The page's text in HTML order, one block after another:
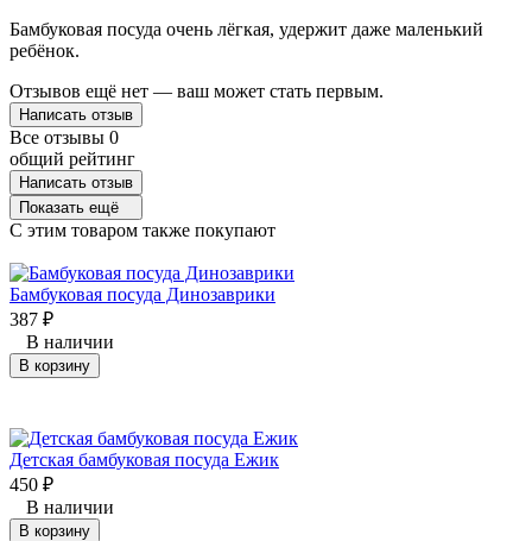
Бамбуковая посуда очень лёгкая, удержит даже маленький
ребёнок.
Отзывов ещё нет — ваш может стать первым.
Написать отзыв
Все отзывы 0
общий рейтинг
Написать отзыв
Показать ещё
C этим товаром также покупают
Бамбуковая посуда Динозаврики
387 ₽
В наличии
В корзину
Детская бамбуковая посуда Ежик
450 ₽
В наличии
В корзину